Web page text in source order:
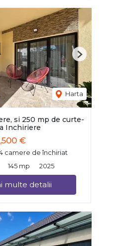
Harta
Next
si 250 mp de curte-
Inchiriere
€
camere de închiriat
145 mp 2025
multe detalii